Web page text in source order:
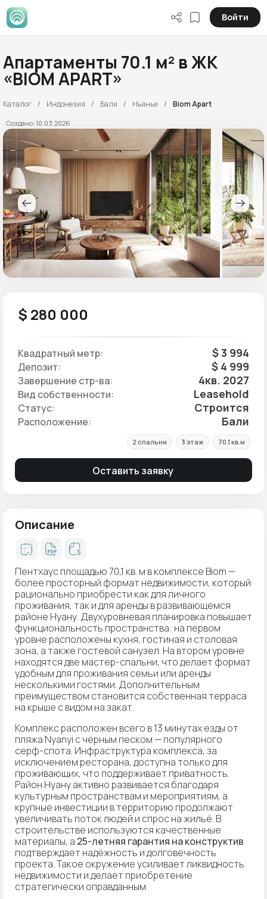
Войти
Апартаменты 70.1 м² в ЖК
«BIOM APART»
Каталог Индонезия Бали Ньяньи Biom Apart
Создано: 10.03.2026
$ 280 000
Квадратный метр: $ 3 994
Депозит: $ 4 999
Завершение стр-ва: 4кв. 2027
Вид собственности: Leasehold
Статус: Строится
Расположение: Бали
2 спальни 3 этаж 70.1 кв.м
Оставить заявку
Описание
Пентхаус площадью 70,1 кв. м в комплексе Biom —
более просторный формат недвижимости, который
рационально приобрести как для личного
проживания, так и для аренды в развивающемся
районе Нуану. Двухуровневая планировка повышает
функциональность пространства: на первом
уровне расположены кухня, гостиная и столовая
зона, а также гостевой санузел. На втором уровне
находятся две мастер-спальни, что делает формат
удобным для проживания семьи или аренды
несколькими гостями. Дополнительным
преимуществом становится собственная терраса
на крыше с видом на закат.
Комплекс расположен всего в 13 минутах езды от
пляжа Nyanyi с чёрным песком — популярного
серф-спота. Инфраструктура комплекса, за
исключением ресторана, доступна только для
проживающих, что поддерживает приватность.
Район Нуану активно развивается благодаря
культурным пространствам и мероприятиям, а
крупные инвестиции в территорию продолжают
увеличивать поток людей и спрос на жильё. В
строительстве используются качественные
материалы, а 25-летняя гарантия на конструктив
подтверждает надёжность и долговечность
проекта. Такое окружение усиливает ликвидность
недвижимости и делает приобретение
стратегически оправданным.